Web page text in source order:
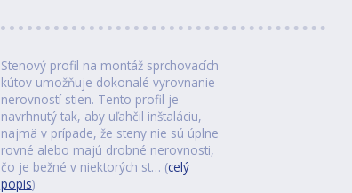
Stenový profil na montáž sprchovacích
kútov umožňuje dokonalé vyrovnanie
nerovností stien. Tento profil je
navrhnutý tak, aby uľahčil inštaláciu,
najmä v prípade, že steny nie sú úplne
rovné alebo majú drobné nerovnosti,
čo je bežné v niektorých st… (celý
popis)